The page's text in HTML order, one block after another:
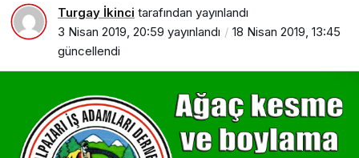
Turgay İkinci tarafından yayınlandı
3 Nisan 2019, 20:59 yayınlandı
18 Nisan 2019, 13:45
güncellendi